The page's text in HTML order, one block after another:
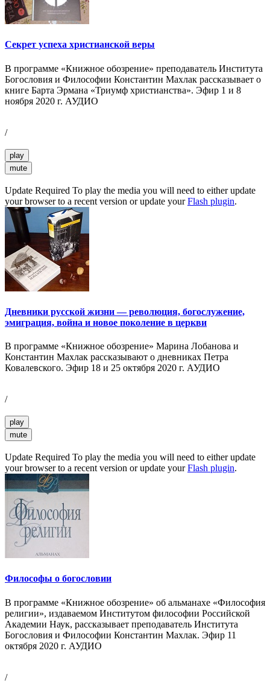
Секрет успеха христианской веры
В программе «Книжное обозрение» преподаватель Института
Богословия и Философии Константин Махлак рассказывает о
книге Барта Эрмана «Триумф христианства». Эфир 1 и 8
ноября 2020 г. АУДИО
/
play
mute
Update Required To play the media you will need to either update
your browser to a recent version or update yourFlash plugin.
Дневники русской жизни — революция, богослужение,
эмиграция, война и новое поколение в церкви
В программе «Книжное обозрение» Марина Лобанова и
Константин Махлак рассказывают о дневниках Петра
Ковалевского. Эфир 18 и 25 октября 2020 г. АУДИО
/
play
mute
Update Required To play the media you will need to either update
your browser to a recent version or update yourFlash plugin.
Философы о богословии
В программе «Книжное обозрение» об альманахе «Философия
религии», издаваемом Институтом философии Российской
Академии Наук, рассказывает преподаватель Института
Богословия и Философии Константин Махлак. Эфир 11
октября 2020 г. АУДИО
/